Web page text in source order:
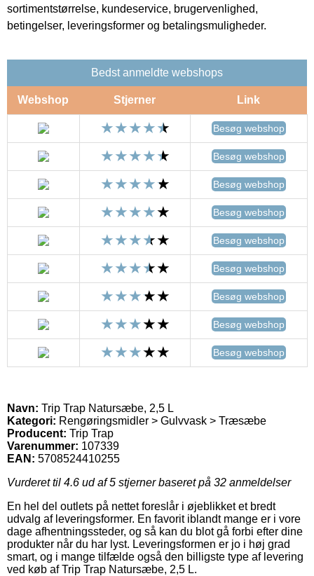
sortimentstørrelse, kundeservice, brugervenlighed,
betingelser, leveringsformer og betalingsmuligheder.
Bedst anmeldte webshops
Webshop Stjerner Link
Besøg webshop
Besøg webshop
Besøg webshop
Besøg webshop
Besøg webshop
Besøg webshop
Besøg webshop
Besøg webshop
Besøg webshop
Navn: Trip Trap Natursæbe, 2,5 L
Kategori: Rengøringsmidler > Gulvvask > Træsæbe
Producent: Trip Trap
Varenummer: 107339
EAN: 5708524410255
Vurderet til 4.6 ud af 5 stjerner baseret på 32 anmeldelser
En hel del outlets på nettet foreslår i øjeblikket et bredt
udvalg af leveringsformer. En favorit iblandt mange er i vore
dage afhentningssteder, og så kan du blot gå forbi efter dine
produkter når du har lyst. Leveringsformen er jo i høj grad
smart, og i mange tilfælde også den billigste type af levering
ved køb af Trip Trap Natursæbe, 2,5 L.